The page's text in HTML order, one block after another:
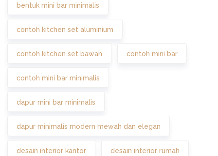
bentuk mini bar minimalis
contoh kitchen set aluminium
contoh kitchen set bawah contoh mini bar
contoh mini bar minimalis
dapur mini bar minimalis
dapur minimalis modern mewah dan elegan
desain interior kantor desain interior rumah